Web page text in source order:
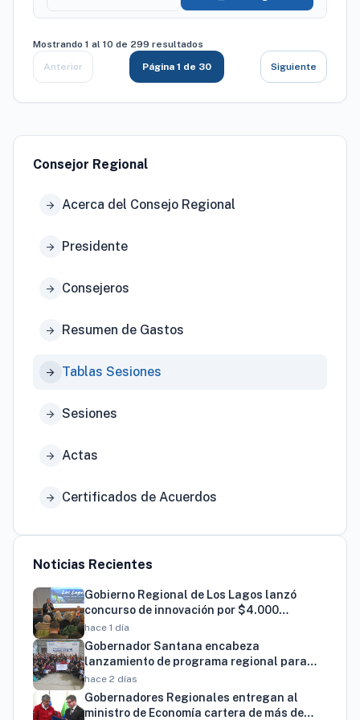
Consejor Regional
arrow_forward Acerca del Consejo Regional
arrow_forward Presidente
arrow_forward Consejeros
arrow_forward Resumen de Gastos
arrow_forward Tablas Sesiones
arrow_forward Sesiones
arrow_forward Actas
arrow_forward Certificados de Acuerdos
Noticias Recientes
Gobierno Regional de Los Lagos lanzó
concurso de innovación por $4.000
millones para resolver brechas productivas
del territorio
hace 1 día
Gobernador Santana encabeza
lanzamiento de programa regional para
familias vinculadas al autismo
hace 2 días
Gobernadores Regionales entregan al
ministro de Economía cartera de más de
Mostrando 1 al 10 de 299 resultados
Anterior
Página 1 de 30 Siguiente